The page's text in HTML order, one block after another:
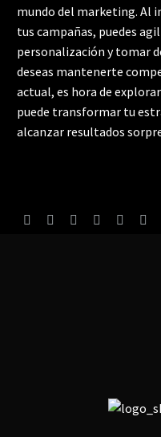
mundo del marketing. Al
tus campañas, puedes
personalización y tomar
deseas mantenerte
actual, es hora de
puede transformar tu
alcanzar resultados